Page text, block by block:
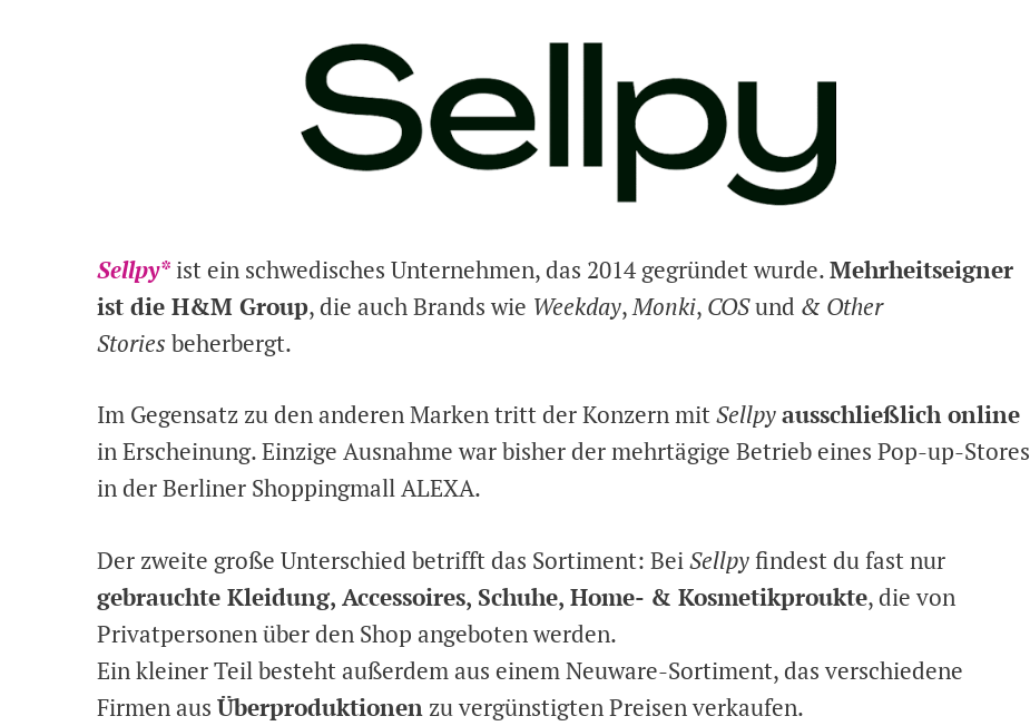
Sellpy* ist ein schwedisches Unternehmen, das 2014 gegründet wurde.Mehrheitseigner
ist die H&M Group, die auch Brands wie Weekday,Monki, COSund & Other
Stories beherbergt.
Im Gegensatz zu den anderen Marken tritt der Konzern mit Sellpyausschließlich online
in Erscheinung. Einzige Ausnahme war bisher der mehrtägige Betrieb eines Pop-up-Stores
in der Berliner Shoppingmall ALEXA.
Der zweite große Unterschied betrifft das Sortiment: BeiSellpyfindest du fast nur
gebrauchte Kleidung, Accessoires, Schuhe, Home- & Kosmetikproukte, die von
Privatpersonen über den Shop angeboten werden.
Ein kleiner Teil besteht außerdem aus einem Neuware-Sortiment, das verschiedene
Firmen aus Überproduktionen zu vergünstigten Preisen verkaufen.